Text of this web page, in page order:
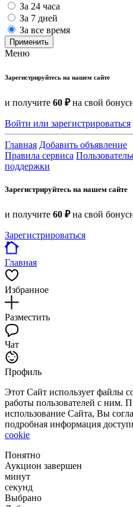
За 24 часа
За 7 дней
За все время
Применить
Меню
Зарегистрируйтесь на нашем сайте
и получите 60 ₽на свой
Войти или зарегистрироваться
Главная Добавить объявление
Правила сервиса
поддержки
Зарегистрируйтесь на нашем сайте
и получите 60 ₽на свой
Зарегистрироваться
Главная
Избранное
Разместить
Чат
Профиль
Этот Сайт использует файлы
работы пользователей с ним.
использование Сайта, Вы
подробная информация
cookie
Понятно
Аукцион завершен
минут
секунд
Выбрано